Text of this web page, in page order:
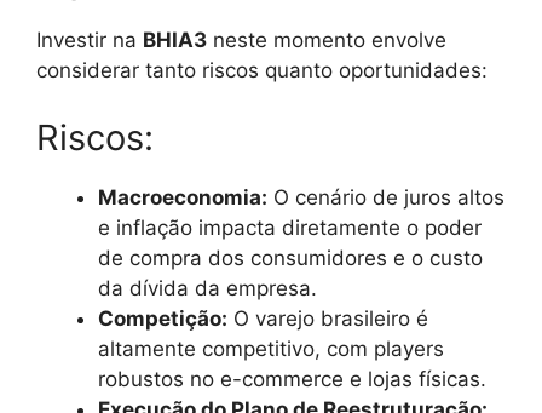
Investir na BHIA3 neste momento envolve
considerar tanto riscos quanto oportunidades:
Riscos:
Macroeconomia: O cenário de juros altos
e inflação impacta diretamente o poder
de compra dos consumidores e o custo
da dívida da empresa.
Competição: O varejo brasileiro é
altamente competitivo, com players
robustos no e-commerce e lojas físicas.